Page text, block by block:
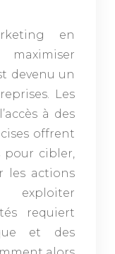
en
devenu un
Les
à des
offrent
pour cibler,
les actions
exploiter
requiert
et des